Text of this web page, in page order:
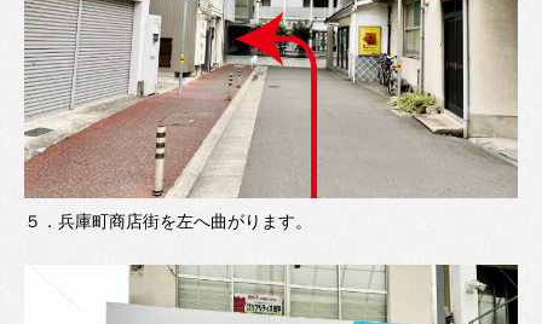
５． 兵庫町商店街を左へ曲がります。